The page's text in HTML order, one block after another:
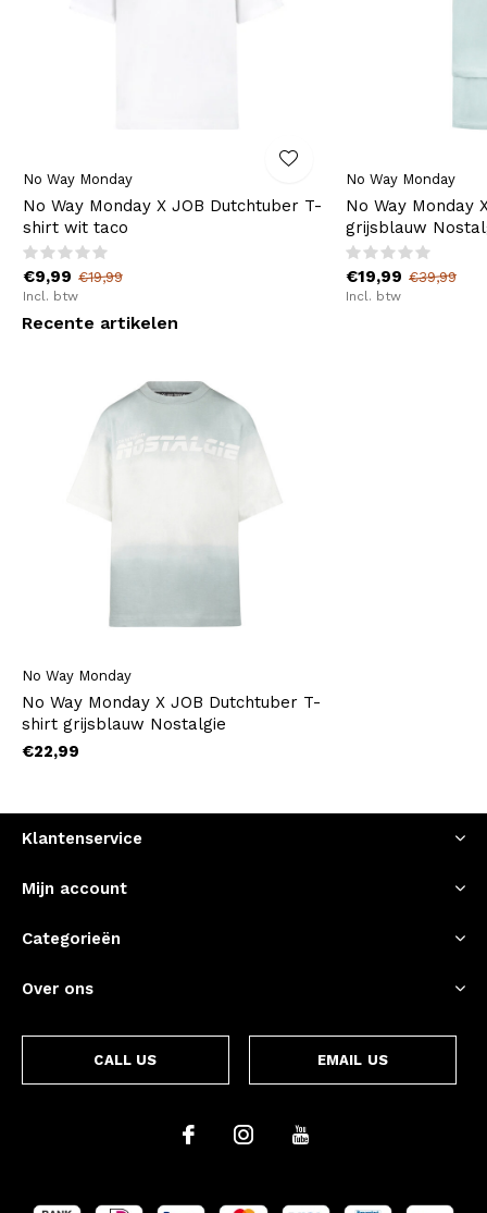
No Way Monday
No Way Monday X JOB Dutchtuber T-
shirt wit taco
€9,99 €19,99
Incl. btw
No Way Monday
No Way Monday
grijsblauw
€19,99 €39,99
Incl. btw
Recente artikelen
No Way Monday
No Way Monday X JOB Dutchtuber T-
shirt grijsblauw Nostalgie
€22,99
Klantenservice
Mijn account
Categorieën
Over ons
CALL US EMAIL US